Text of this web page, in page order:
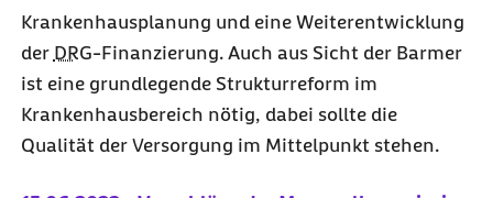
Krankenhausplanung und eine Weiterentwicklung
der DRG-Finanzierung. Auch aus Sicht der Barmer
ist eine grundlegende Strukturreform im
Krankenhausbereich nötig, dabei sollte die
Qualität der Versorgung im Mittelpunkt stehen.